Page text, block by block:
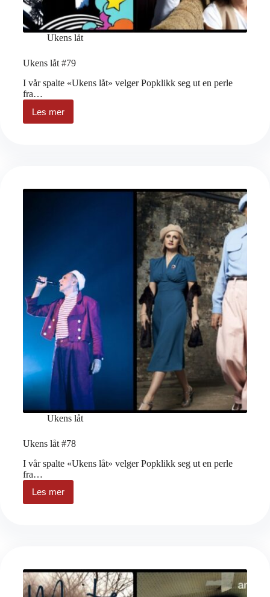
Ukens låt
Ukens låt #79
I vår spalte «Ukens låt» velger Popklikk seg ut en perle
fra…
Les mer
Ukens
låt
Ukens låt
Ukens låt #78
I vår spalte «Ukens låt» velger Popklikk seg ut en perle
fra…
Les mer
Ukens
låt